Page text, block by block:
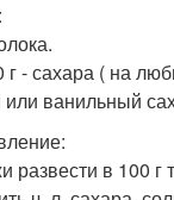
г - сахара ( на
ванильный
развести в 100 г